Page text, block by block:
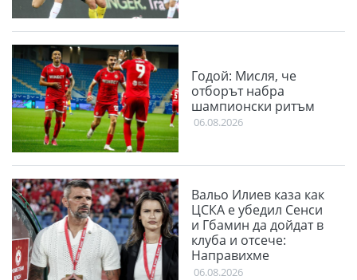
Годой: Мисля, че
отборът набра
шампионски ритъм
06.08.2026
Вальо Илиев каза как
ЦСКА е убедил Сенси
и Гбамин да дойдат в
клуба и отсече:
Направихме
изключителен двубой
06.08.2026